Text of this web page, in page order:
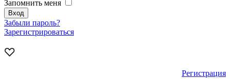
Запомнить меня
Забыли пароль?
Зарегистрироваться
Регистрация